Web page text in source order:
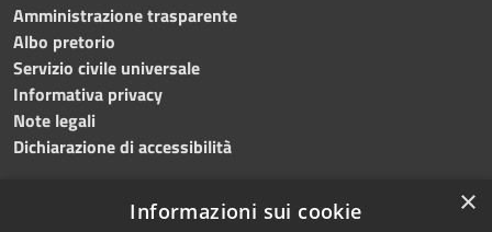
Amministrazione trasparente
Albo pretorio
Servizio civile universale
Informativa privacy
Note legali
Dichiarazione di accessibilità
×
Informazioni sui cookie